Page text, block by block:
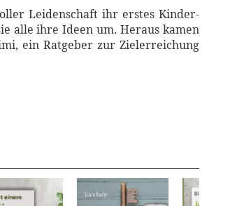
Leidenschaft ihr erstes Kinder-
alle ihre Ideen um. Heraus kamen
ein Ratgeber zur Zielerreichung